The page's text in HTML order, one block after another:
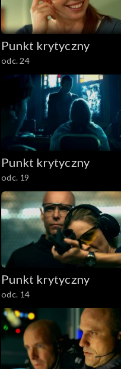
Punkt krytyczny
odc. 24
Punkt krytyczny
odc. 19
Punkt krytyczny
odc. 14